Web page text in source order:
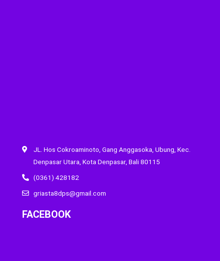
JL. Hos Cokroaminoto, Gang Anggasoka, Ubung, Kec.
Denpasar Utara, Kota Denpasar, Bali 80115
(0361) 428182
griasta8dps@gmail.com
FACEBOOK